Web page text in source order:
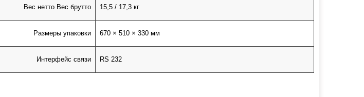
Вес нетто Вес брутто 15,5 / 17,3 кг
Размеры упаковки 670 × 510 × 330 мм
Интерфейс связи RS 232